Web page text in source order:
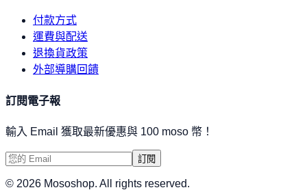
付款方式
運費與配送
退換貨政策
外部導購回饋
訂閱電子報
輸入 Email 獲取最新優惠與 100 moso 幣！
訂閱
© 2026 Mososhop. All rights reserved.